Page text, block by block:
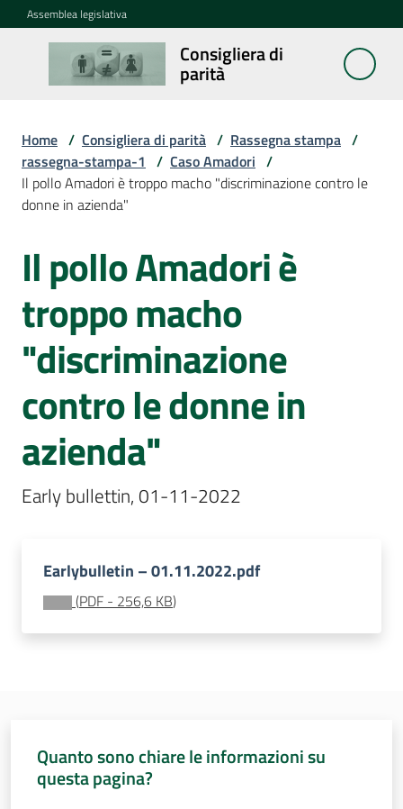
Vai al contenuto
Vai alla navigazione
Vai al footer
Assemblea legislativa
Consigliera di
parità
Consigliera
di parità
Cosa
fa
La
rete
Assemblea
legislativa
Assemblea
Argomenti
Home / Consigliera di parità / Rassegna stampa /
rassegna-stampa-1 / Caso Amadori /
Il pollo Amadori è troppo macho "discriminazione contro le
donne in azienda"
Il pollo Amadori è
troppo macho
"discriminazione
contro le donne in
azienda"
Early bullettin, 01-11-2022
Earlybulletin – 01.11.2022.pdf
(PDF - 256,6 KB)
Quanto sono chiare le informazioni su
questa pagina?